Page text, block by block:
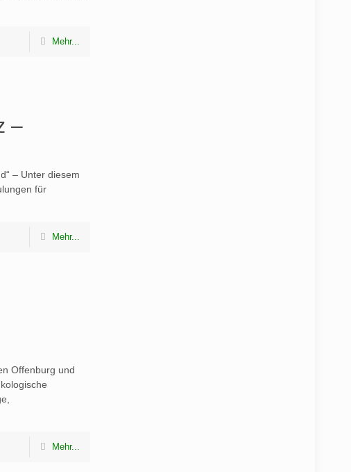
Mehr...
–
– Unter diesem
für
Mehr...
Offenburg und
Mehr...